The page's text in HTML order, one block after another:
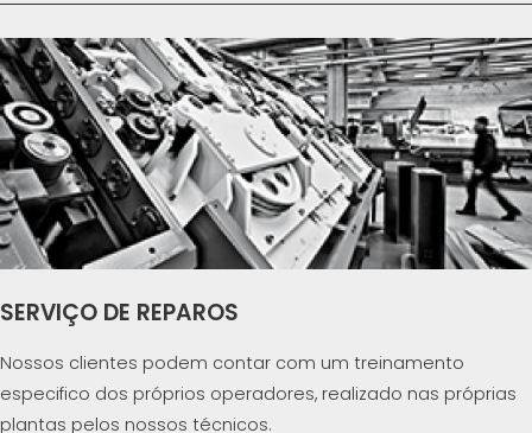
SERVIÇO DE REPAROS
Nossos clientes podem contar com um treinamento
especifico dos próprios operadores, realizado nas próprias
plantas pelos nossos técnicos.